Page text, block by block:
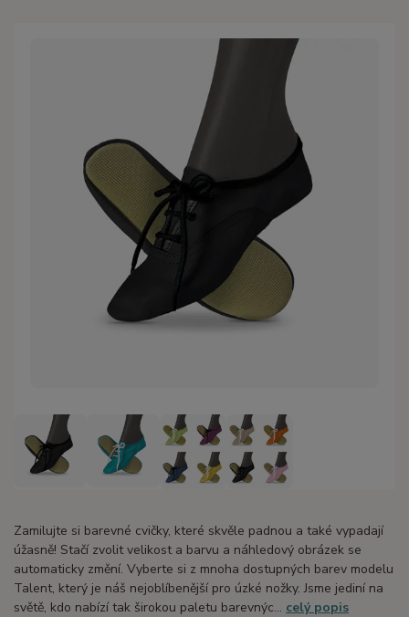
Zamilujte si barevné cvičky, které skvěle padnou a také vypadají
úžasně! Stačí zvolit velikost a barvu a náhledový obrázek se
automaticky změní. Vyberte si z mnoha dostupných barev modelu
Talent, který je náš nejoblíbenější pro úzké nožky. Jsme jediní na
světě, kdo nabízí tak širokou paletu barevnýc... celý popis